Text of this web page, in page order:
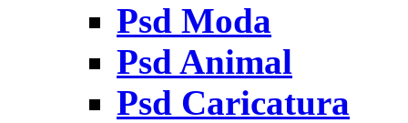
Psd Moda
Psd Animal
Psd Caricatura